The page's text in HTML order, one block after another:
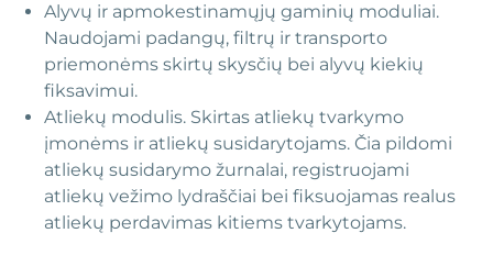
Alyvų ir apmokestinamųjų gaminių moduliai.
Naudojami padangų, filtrų ir transporto
priemonėms skirtų skysčių bei alyvų kiekių
fiksavimui.
Atliekų modulis. Skirtas atliekų tvarkymo
įmonėms ir atliekų susidarytojams. Čia pildomi
atliekų susidarymo žurnalai, registruojami
atliekų vežimo lydraščiai bei fiksuojamas realus
atliekų perdavimas kitiems tvarkytojams.